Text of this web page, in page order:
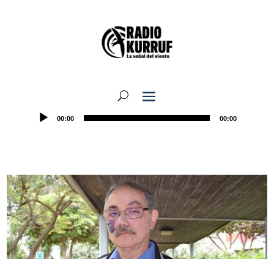
00:00 00:00